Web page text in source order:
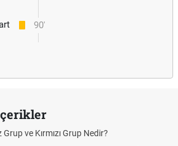
90'
ve Kırmızı Grup Nedir?